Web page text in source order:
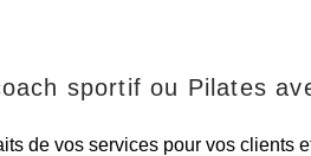
sportif ou Pilates
de vos services pour vos clients